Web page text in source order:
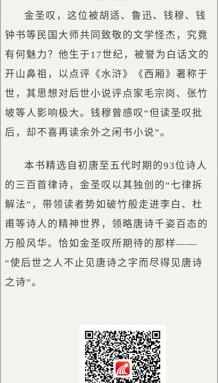
金圣叹，这位被胡适、鲁迅、钱穆、钱
钟书等民国大师共同致敬的文学怪杰，究竟
有何魅力？他生于17世纪，被誉为白话文的
开山鼻祖，以点评《水浒》《西厢》著称于
世，其思想对后世小说评点家毛宗岗、张竹
坡等人影响极大。钱穆曾感叹“但读圣叹批
后，却不喜再读余外之闲书小说”。
本书精选自初唐至五代时期的93位诗人
的三百首律诗，金圣叹以其独创的“七律拆
解法”，带领读者势如破竹般走进李白、杜
甫等诗人的精神世界，领略唐诗千姿百态的
万般风华。恰如金圣叹所期待的那样——
“使后世之人不止见唐诗之字而尽得见唐诗
之诗”。